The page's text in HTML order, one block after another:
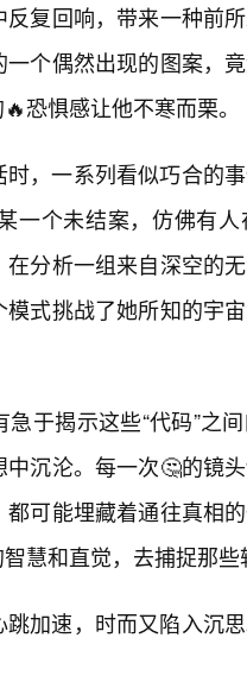
复回响，带来一种前
个偶然出现的图案，
恐惧感让他不寒而栗。
，一系列看似巧合的
一个未结案，仿佛有
分析一组来自深空的
式挑战了她所知的宇
于揭示这些“代码”之
沉沦。每一次🤔的镜
可能埋藏着通往真相
慧和直觉，去捕捉那些
加速，时而又陷入沉